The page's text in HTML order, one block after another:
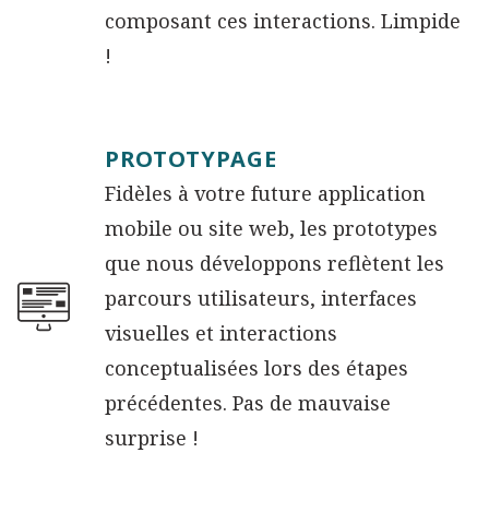
composant ces interactions. Limpide
!
PROTOTYPAGE
Fidèles à votre future application
mobile ou site web, les prototypes
que nous développons reflètent les
parcours utilisateurs, interfaces
visuelles et interactions
conceptualisées lors des étapes
précédentes. Pas de mauvaise
surprise !